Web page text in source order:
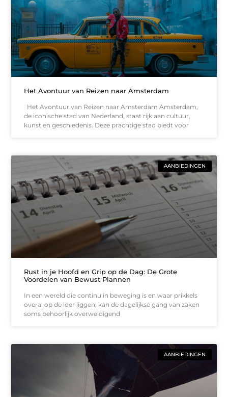
Het Avontuur van Reizen naar Amsterdam
Het Avontuur van Reizen naar Amsterdam Amsterdam,
de iconische stad van Nederland, staat rijk aan cultuur,
kunst en geschiedenis. Deze prachtige stad biedt voor
AANBIEDINGEN
Rust in je Hoofd en Grip op de Dag: De Grote
Voordelen van Bewust Plannen
In een wereld die continu in beweging is en waar prikkels
overal op de loer liggen, kan de dagelijkse gang van zaken
soms behoorlijk overweldigend
AANBIEDINGEN